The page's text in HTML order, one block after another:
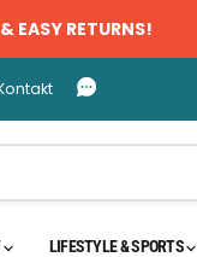
EASY RETURNS!
LIFESTYLE & SPORTS